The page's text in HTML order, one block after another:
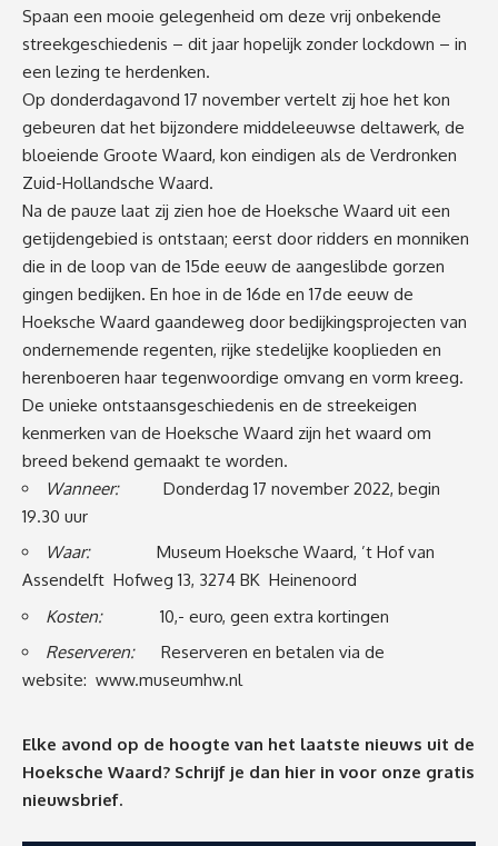
Spaan een mooie gelegenheid om deze vrij onbekende
streekgeschiedenis – dit jaar hopelijk zonder lockdown – in
een lezing te herdenken.
Op donderdagavond 17 november vertelt zij hoe het kon
gebeuren dat het bijzondere middeleeuwse deltawerk, de
bloeiende Groote Waard, kon eindigen als de Verdronken
Zuid-Hollandsche Waard.
Na de pauze laat zij zien hoe de Hoeksche Waard uit een
getijdengebied is ontstaan; eerst door ridders en monniken
die in de loop van de 15de eeuw de aangeslibde gorzen
gingen bedijken. En hoe in de 16de en 17de eeuw de
Hoeksche Waard gaandeweg door bedijkingsprojecten van
ondernemende regenten, rijke stedelijke kooplieden en
herenboeren haar tegenwoordige omvang en vorm kreeg.
De unieke ontstaansgeschiedenis en de streekeigen
kenmerken van de Hoeksche Waard zijn het waard om
breed bekend gemaakt te worden.
Wanneer:Donderdag 17 november 2022, begin
19.30 uur
Waar:
Museum Hoeksche Waard, ’t Hof van
Assendelft Hofweg 13, 3274 BK Heinenoord
Kosten:10,- euro, geen extra kortingen
Reserveren:Reserveren en betalen via de
website: www.museumhw.nl
Elke avond op de hoogte van het laatste nieuws uit de
Hoeksche Waard? Schrijf je dan hier in voor onze gratis
nieuwsbrief.